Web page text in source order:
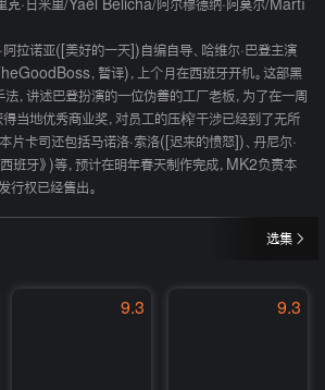
克·日米里/Yaël Belicha/阿尔穆德纳·阿莫尔/Martí
阿拉诺亚([美好的一天])自编自导、哈维尔·巴登主演
，暂译)，上个月在西班牙开机。这部黑
，讲述巴登扮演的一位伪善的工厂老板，为了在一周
当地优秀商业奖，对员工的压榨干涉已经到了无所
片卡司还包括马诺洛·索洛([迟来的愤怒])、丹尼尔·
班牙》)等，预计在明年春天制作完成，MK2负责本
行权已经售出。
选集
9.3 9.3